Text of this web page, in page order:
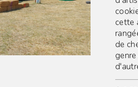
cette
de